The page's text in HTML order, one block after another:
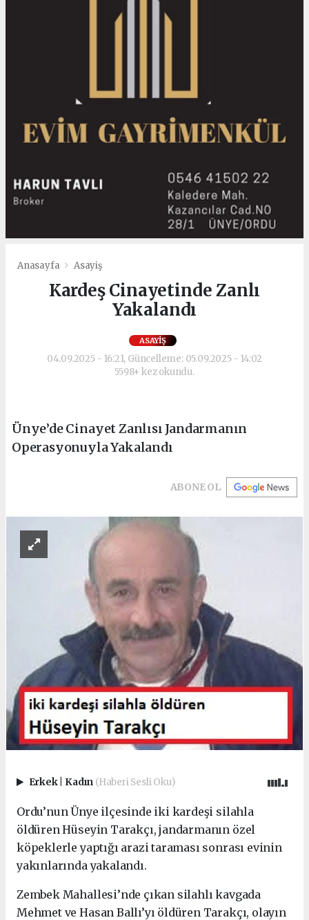
Anasayfa Asayiş
Kardeş Cinayetinde Zanlı
Yakalandı
ASAYIŞ
04.09.2025 - 16:21, Güncelleme: 05.09.2025 - 14:02
5598+ kez okundu.
Ünye’de Cinayet Zanlısı Jandarmanın
Operasyonuyla Yakalandı
ABONE OL
Erkek Kadın (Haberi Sesli Oku)
Ordu’nun Ünye ilçesinde iki kardeşi silahla
öldüren Hüseyin Tarakçı, jandarmanın özel
köpeklerle yaptığı arazi taraması sonrası evinin
yakınlarında yakalandı.
Zembek Mahallesi’nde çıkan silahlı kavgada
Mehmet ve Hasan Ballı’yı öldüren Tarakçı, olayın